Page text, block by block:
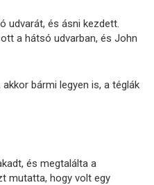
udvarát, és ásni kezdett.
a hátsó udvarban, és John
bármi legyen is, a téglák
és megtalálta a
mutatta, hogy volt egy